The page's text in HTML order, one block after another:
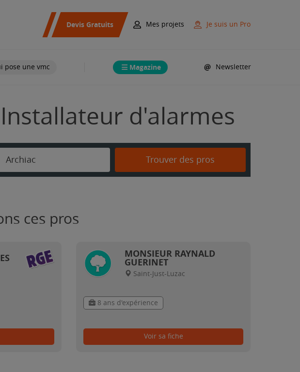
Devis Gratuits Mes projets Je suis un Pro
pose une vmc Magazine Newsletter
d'alarmes
Archiac Trouver des pros
ces pros
MONSIEUR RAYNALD
GUERINET
Saint-Just-Luzac
8 ans d'expérience
Voir sa fiche